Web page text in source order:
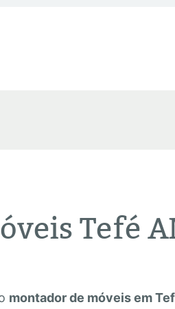
Tefé
montador de móveis em